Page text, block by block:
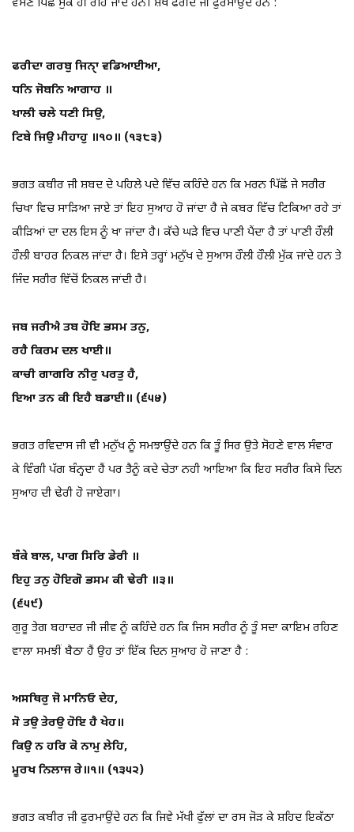
ਵੱਸਣ ਪਿੱਛੋ ਸੁੱਕੇ ਹੀ ਰਹਿ ਜਾਂਦੇ ਹਨ। ਸ਼ੇਖ ਫਰੀਦ ਜੀ ਫੁਰਮਾਉਂਦੇ ਹਨ :
ਫਰੀਦਾ ਗਰਬੁ ਜਿਨੑਾ ਵਡਿਆਈਆ,
ਧਨਿ ਜੋਬਨਿ ਆਗਾਹ ॥
ਖਾਲੀ ਚਲੇ ਧਣੀ ਸਿਉ,
ਟਿਬੇ ਜਿਉ ਮੀਹਾਹੁ ॥੧੦॥ (੧੩੮੩)
ਭਗਤ ਕਬੀਰ ਜੀ ਸ਼ਬਦ ਦੇ ਪਹਿਲੇ ਪਦੇ ਵਿੱਚ ਕਹਿੰਦੇ ਹਨ ਕਿ ਮਰਨ ਪਿੱਛੋਂ ਜੇ ਸਰੀਰ
ਚਿਖਾ ਵਿਚ ਸਾੜਿਆ ਜਾਏ ਤਾਂ ਇਹ ਸੁਆਹ ਹੋ ਜਾਂਦਾ ਹੈ ਜੇ ਕਬਰ ਵਿੱਚ ਟਿਕਿਆ ਰਹੇ ਤਾਂ
ਕੀੜਿਆਂ ਦਾ ਦਲ ਇਸ ਨੂੰ ਖਾ ਜਾਂਦਾ ਹੈ। ਕੱਚੇ ਘੜੇ ਵਿਚ ਪਾਣੀ ਪੈਂਦਾ ਹੈ ਤਾਂ ਪਾਣੀ ਹੌਲੀ
ਹੌਲੀ ਬਾਹਰ ਨਿਕਲ ਜਾਂਦਾ ਹੈ। ਇਸੇ ਤਰ੍ਹਾਂ ਮਨੁੱਖ ਦੇ ਸੁਆਸ ਹੌਲੀ ਹੌਲੀ ਮੁੱਕ ਜਾਂਦੇ ਹਨ ਤੇ
ਜਿੰਦ ਸਰੀਰ ਵਿੱਚੋਂ ਨਿਕਲ ਜਾਂਦੀ ਹੈ।
ਜਬ ਜਰੀਐ ਤਬ ਹੋਇ ਭਸਮ ਤਨੁ,
ਰਹੈ ਕਿਰਮ ਦਲ ਖਾਈ॥
ਕਾਚੀ ਗਾਗਰਿ ਨੀਰੁ ਪਰਤੁ ਹੈ,
ਇਆ ਤਨ ਕੀ ਇਹੈ ਬਡਾਈ॥ (੬੫੪)
ਭਗਤ ਰਵਿਦਾਸ ਜੀ ਵੀ ਮਨੁੱਖ ਨੂੰ ਸਮਝਾਉਂਦੇ ਹਨ ਕਿ ਤੂੰ ਸਿਰ ਉਤੇ ਸੋਹਣੇ ਵਾਲ ਸੰਵਾਰ
ਕੇ ਵਿੰਗੀ ਪੱਗ ਬੰਨ੍ਹਦਾ ਹੈਂ ਪਰ ਤੈਨੂੰ ਕਦੇ ਚੇਤਾ ਨਹੀ ਆਇਆ ਕਿ ਇਹ ਸਰੀਰ ਕਿਸੇ ਦਿਨ
ਸੁਆਹ ਦੀ ਢੇਰੀ ਹੋ ਜਾਏਗਾ।
ਬੰਕੇ ਬਾਲ, ਪਾਗ ਸਿਰਿ ਡੇਰੀ ॥
ਇਹੁ ਤਨੁ ਹੋਇਗੋ ਭਸਮ ਕੀ ਢੇਰੀ ॥੩॥
(੬੫੯)
ਗੁਰੂ ਤੇਗ ਬਹਾਦਰ ਜੀ ਜੀਵ ਨੂੰ ਕਹਿੰਦੇ ਹਨ ਕਿ ਜਿਸ ਸਰੀਰ ਨੂੰ ਤੂੰ ਸਦਾ ਕਾਇਮ ਰਹਿਣ
ਵਾਲਾ ਸਮਝੀਂ ਬੈਠਾ ਹੈਂ ਉਹ ਤਾਂ ਇੱਕ ਦਿਨ ਸੁਆਹ ਹੋ ਜਾਣਾ ਹੈ :
ਅਸਥਿਰੁ ਜੋ ਮਾਨਿਓ ਦੇਹ,
ਸੋ ਤਉ ਤੇਰਉ ਹੋਇ ਹੈ ਖੇਹ॥
ਕਿਉ ਨ ਹਰਿ ਕੋ ਨਾਮੁ ਲੇਹਿ,
ਮੂਰਖ ਨਿਲਾਜ ਰੇ॥੧॥ (੧੩੫੨)
ਭਗਤ ਕਬੀਰ ਜੀ ਫੁਰਮਾਉਂਦੇ ਹਨ ਕਿ ਜਿਵੇ ਮੱਖੀ ਫੁੱਲਾਂ ਦਾ ਰਸ ਜੋੜ ਕੇ ਸ਼ਹਿਦ ਇਕੱਠਾ